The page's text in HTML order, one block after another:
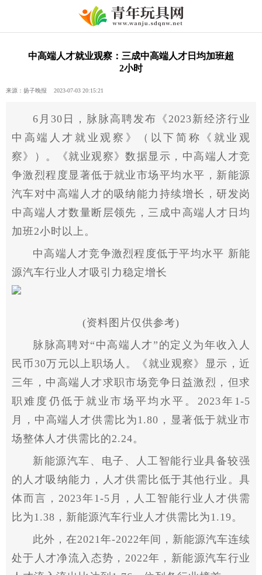
中高端人才就业观察：三成中高端人才日均加班超
2小时
来源：扬子晚报 2023-07-03 20:15:21
6月30日，脉脉高聘发布《2023新经济行业
中高端人才就业观察》（以下简称《就业观
察》）。《就业观察》数据显示，中高端人才竞
争激烈程度显著低于就业市场平均水平，新能源
汽车对中高端人才的吸纳能力持续增长，研发岗
中高端人才数量断层领先，三成中高端人才日均
加班2小时以上。
中高端人才竞争激烈程度低于平均水平 新能
源汽车行业人才吸引力稳定增长
(资料图片仅供参考)
脉脉高聘对“中高端人才”的定义为年收入人
民币30万元以上职场人。《就业观察》显示，近
三年，中高端人才求职市场竞争日益激烈，但求
职难度仍低于就业市场平均水平。2023年1-5
月，中高端人才供需比为1.80，显著低于就业市
场整体人才供需比的2.24。
新能源汽车、电子、人工智能行业具备较强
的人才吸纳能力，人才供需比低于其他行业。具
体而言，2023年1-5月，人工智能行业人才供需
比为1.38，新能源汽车行业人才供需比为1.19。
此外，在2021年-2022年间，新能源汽车连续
处于人才净流入态势，2022年，新能源汽车行业